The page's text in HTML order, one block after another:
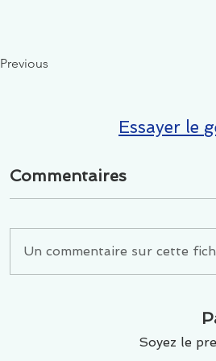
Previous
Essayer le
Commentaires
Un commentaire sur cette
Soyez le